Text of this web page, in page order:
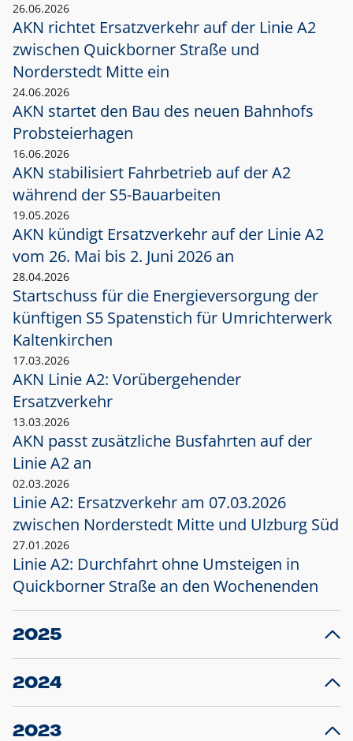
26.06.2026
AKN richtet Ersatzverkehr auf der Linie A2
zwischen Quickborner Straße und
Norderstedt Mitte ein
24.06.2026
AKN startet den Bau des neuen Bahnhofs
Probsteierhagen
16.06.2026
AKN stabilisiert Fahrbetrieb auf der A2
während der S5-Bauarbeiten
19.05.2026
AKN kündigt Ersatzverkehr auf der Linie A2
vom 26. Mai bis 2. Juni 2026 an
28.04.2026
Startschuss für die Energieversorgung der
künftigen S5 Spatenstich für Umrichterwerk
Kaltenkirchen
17.03.2026
AKN Linie A2: Vorübergehender
Ersatzverkehr
13.03.2026
AKN passt zusätzliche Busfahrten auf der
Linie A2 an
02.03.2026
Linie A2: Ersatzverkehr am 07.03.2026
zwischen Norderstedt Mitte und Ulzburg Süd
27.01.2026
Linie A2: Durchfahrt ohne Umsteigen in
Quickborner Straße an den Wochenenden
2025
23.12.2025
Projekt S5: Start der Bauarbeiten am
2024
10.12.2024
Großprojekt S5: Sperrung der Bahnstraße in
2023